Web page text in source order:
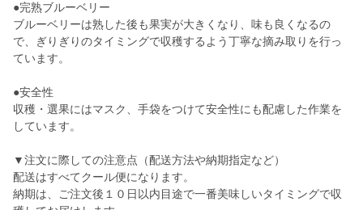
●完熟ブルーベリー
ブルーベリーは熟した後も果実が大きくなり、味も良くなるの
で、ぎりぎりのタイミングで収穫するよう丁寧な摘み取りを行っ
ています。
●安全性
収穫・選果にはマスク、手袋をつけて安全性にも配慮した作業を
しています。
▼注文に際しての注意点（配送方法や納期指定など）
配送はすべてクール便になります。
納期は、ご注文後１０日以内目途で一番美味しいタイミングで収